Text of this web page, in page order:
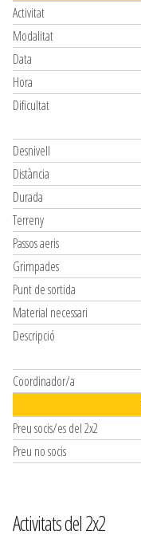
Activitat
Modalitat
Data
Hora
Dificultat
Desnivell
Distància
Durada
Terreny
Passos aeris
Grimpades
Punt de sortida
Material necessari
Descripció
Coordinador/a
Preu socis/es del 2x2
Preu no socis
Activitats del 2x2